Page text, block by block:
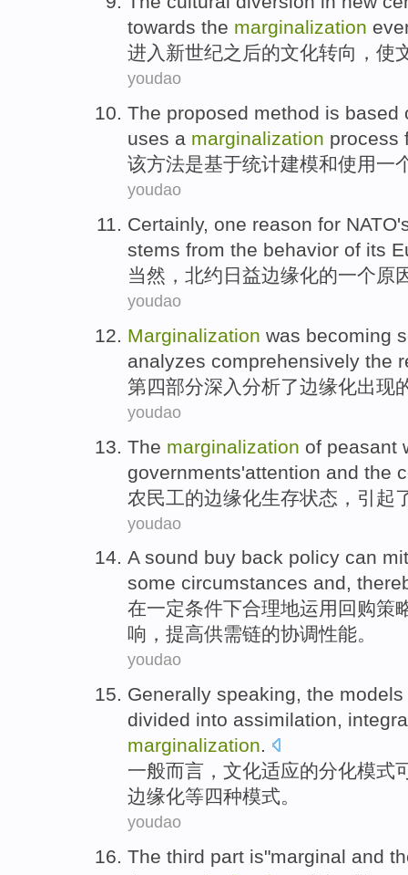
towards the marginalization
进入 新世纪之后的文化转向 ， 使
youdao
The proposed method is based
uses a marginalization process
该方法是基于统计建模和使用一
youdao
Certainly, one reason for
stems from the behavior of its
当然 ， 北约 日益边缘化的一个原
youdao
Marginalization was becoming
analyzes comprehensively the
第四部分深入分析了边缘化出现
youdao
The marginalization of peasant
governments'attention and the
农民工的边缘化生存状态 ， 引起
youdao
A sound buy back policy can
some circumstances and,
在一定条件下合理地运用回购策
响， 提高供需链的协调性能。
youdao
Generally speaking, the models
divided into assimilation,
marginalization.
一般而言 ，文化适应的分化模式
边缘化等四种模式。
youdao
The third part is"marginal and